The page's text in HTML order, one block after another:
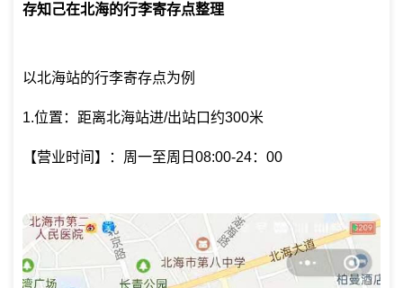
存知己在北海的行李寄存点整理
以北海站的行李寄存点为例
1.位置：距离北海站进/出站口约300米
【营业时间】：周一至周日08:00-24：00